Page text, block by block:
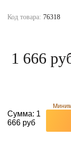
Код товара: 76318
1 666
Сумма: 1
666 руб